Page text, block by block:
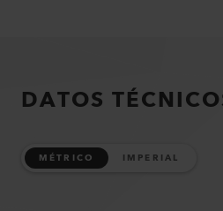
DATOS
MÉTRICO IMPERIAL